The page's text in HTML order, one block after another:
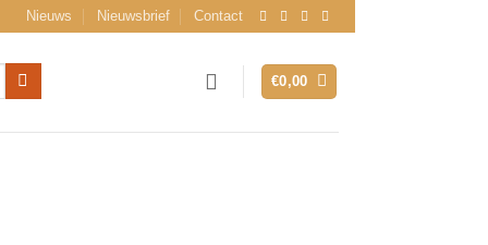
Nieuws Nieuwsbrief Contact
€0,00